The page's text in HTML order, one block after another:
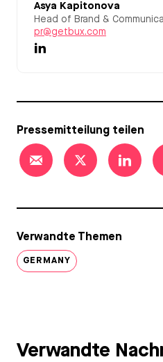
Asya Kapitonova
Head of Brand &
pr@getbux.com
Pressemitteilung teilen
Verwandte Themen
GERMANY
Verwandte